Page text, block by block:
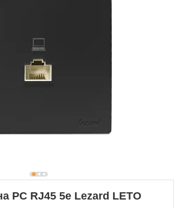
PC RJ45 5e Lezard LETO